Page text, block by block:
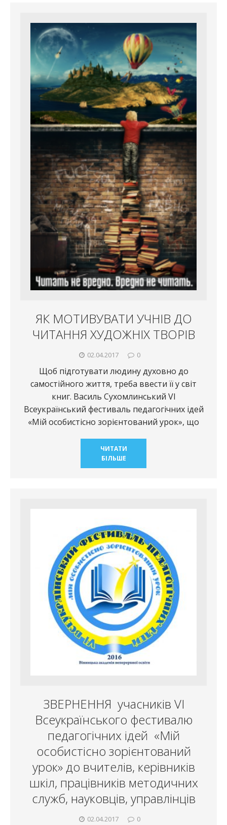
ЯК МОТИВУВАТИ УЧНІВ ДО
ЧИТАННЯ ХУДОЖНІХ ТВОРІВ
02.04.2017 0
Щоб підготувати людину духовно до
самостійного життя, треба ввести її у світ
книг. Василь Сухомлинський VІ
Всеукраїнський фестиваль педагогічних ідей
«Мій особистісно зорієнтований урок», що
ЧИТАТИ
БІЛЬШЕ
ЗВЕРНЕННЯ учасників VІ
Всеукраїнського фестивалю
педагогічних ідей «Мій
особистісно зорієнтований
урок» до вчителів, керівників
шкіл, працівників методичних
служб, науковців, управлінців
02.04.2017 0